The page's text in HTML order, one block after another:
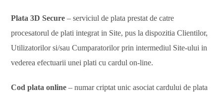
Plata 3D Secure – serviciul de plata prestat de catre
procesatorul de plati integrat in Site, pus la dispozitia Clientilor,
Utilizatorilor si/sau Cumparatorilor prin intermediul Site-ului in
vederea efectuarii unei plati cu cardul on-line.
Cod plata online – numar criptat unic asociat cardului de plata